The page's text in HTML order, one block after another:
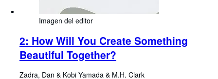
Imagen del editor
2: How Will You Create Something
Beautiful Together?
Zadra, Dan & Kobi Yamada & M.H. Clark